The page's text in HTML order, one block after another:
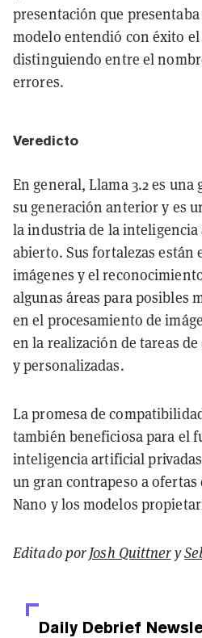
presentación que
modelo entendió con éxito
distinguiendo entre el
errores.
Veredicto
En general, Llama 3.2 es
su generación anterior y es
la industria de la
abierto. Sus fortalezas están
imágenes y el
algunas áreas para posibles
en el procesamiento de
en la realización de tareas
y personalizadas.
La promesa de
también beneficiosa para el
inteligencia artificial
un gran contrapeso a
Nano y los modelos
Editado porJosh Quittnery
Daily Debrief